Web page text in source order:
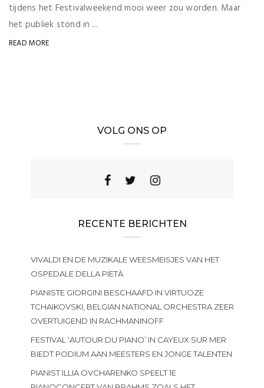
tijdens het Festivalweekend mooi weer zou worden. Maar
het publiek stond in ...
READ MORE
VOLG ONS OP
RECENTE BERICHTEN
VIVALDI EN DE MUZIKALE WEESMEISJES VAN HET
OSPEDALE DELLA PIETÀ
PIANISTE GIORGINI BESCHAAFD IN VIRTUOZE
TCHAIKOVSKI, BELGIAN NATIONAL ORCHESTRA ZEER
OVERTUIGEND IN RACHMANINOFF
FESTIVAL ‘AUTOUR DU PIANO’ IN CAYEUX SUR MER
BIEDT PODIUM AAN MEESTERS EN JONGE TALENTEN
PIANIST ILLIA OVCHARENKO SPEELT 1E